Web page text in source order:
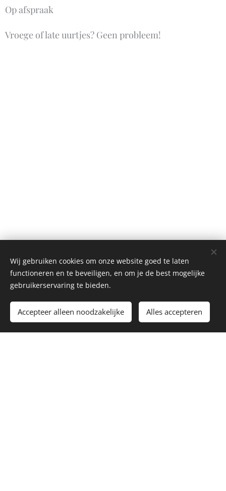
Toevoegen aan de winkelwagen
Op afspraak
Vroege of late uurtjes? Geen probleem!
Wij gebruiken cookies om onze website goed te laten
functioneren en te beveiligen, en om je de best mogelijke
gebruikerservaring te bieden.
Accepteer alleen noodzakelijke Alles accepteren